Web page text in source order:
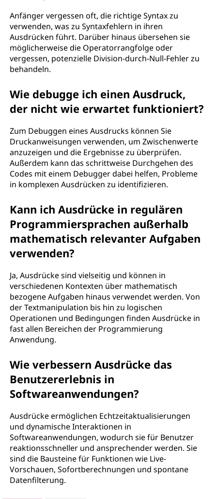
Anfänger vergessen oft, die richtige Syntax zu
verwenden, was zu Syntaxfehlern in ihren
Ausdrücken führt. Darüber hinaus übersehen sie
möglicherweise die Operatorrangfolge oder
vergessen, potenzielle Division-durch-Null-Fehler zu
behandeln.
Wie debugge ich einen Ausdruck,
der nicht wie erwartet funktioniert?
Zum Debuggen eines Ausdrucks können Sie
Druckanweisungen verwenden, um Zwischenwerte
anzuzeigen und die Ergebnisse zu überprüfen.
Außerdem kann das schrittweise Durchgehen des
Codes mit einem Debugger dabei helfen, Probleme
in komplexen Ausdrücken zu identifizieren.
Kann ich Ausdrücke in regulären
Programmiersprachen außerhalb
mathematisch relevanter Aufgaben
verwenden?
Ja, Ausdrücke sind vielseitig und können in
verschiedenen Kontexten über mathematisch
bezogene Aufgaben hinaus verwendet werden. Von
der Textmanipulation bis hin zu logischen
Operationen und Bedingungen finden Ausdrücke in
fast allen Bereichen der Programmierung
Anwendung.
Wie verbessern Ausdrücke das
Benutzererlebnis in
Softwareanwendungen?
Ausdrücke ermöglichen Echtzeitaktualisierungen
und dynamische Interaktionen in
Softwareanwendungen, wodurch sie für Benutzer
reaktionsschneller und ansprechender werden. Sie
sind die Bausteine für Funktionen wie Live-
Vorschauen, Sofortberechnungen und spontane
Datenfilterung.